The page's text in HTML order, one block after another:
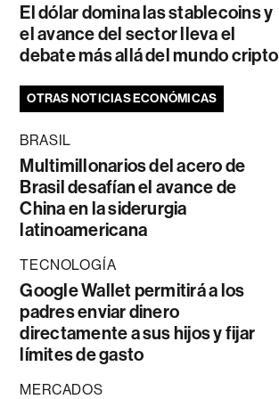
El dólar domina las stablecoins y
el avance del sector lleva el
debate más allá del mundo cripto
OTRAS NOTICIAS ECONÓMICAS
BRASIL
Multimillonarios del acero de
Brasil desafían el avance de
China en la siderurgia
latinoamericana
TECNOLOGÍA
Google Wallet permitirá a los
padres enviar dinero
directamente a sus hijos y fijar
límites de gasto
MERCADOS